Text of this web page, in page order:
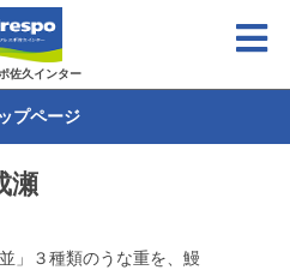
佐久インター
プページ
瀬
並」３種類のうな重を、鰻